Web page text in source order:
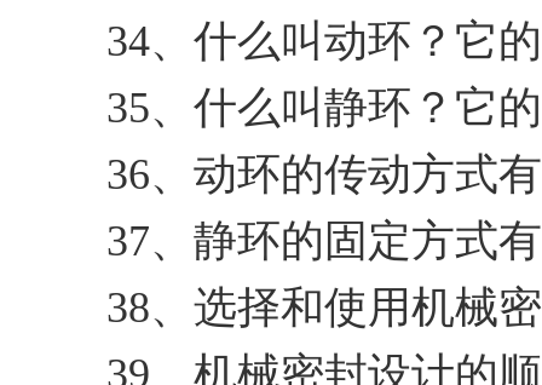
34、什么叫动环？它
35、什么叫静环？它
36、动环的传动方式
37、静环的固定方式
38、选择和使用机械
39、机械密封设计的